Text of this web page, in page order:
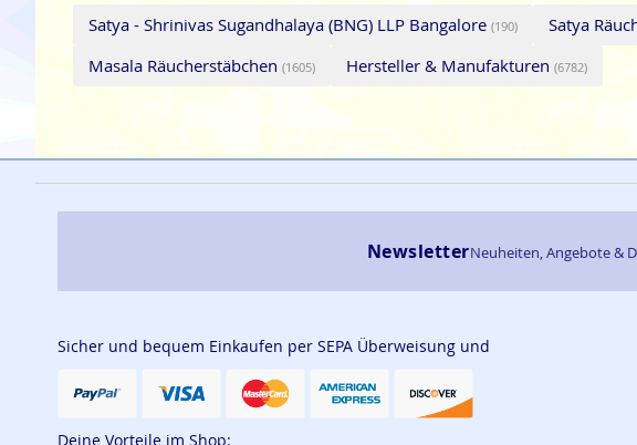
Satya - Shrinivas Sugandhalaya (BNG) LLP Bangalore (190) Satya
Masala Räucherstäbchen (1605) Hersteller & Manufakturen (6782)
NewsletterNeuheiten, Angebote &
Sicher und bequem Einkaufen per SEPA Überweisung und
Deine Vorteile im Shop: